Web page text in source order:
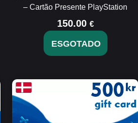
– Cartão Presente PlayStation
150.00 €
ESGOTADO